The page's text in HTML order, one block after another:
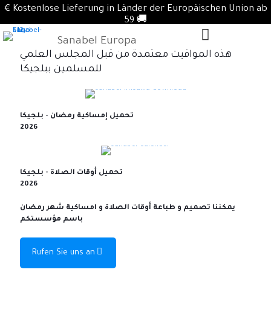
€ Kostenlose Lieferung in Länder der Europäischen Union ab
59 🚚
Sanabel Europa
هذه المواقيت معتمدة من قبل المجلس العلمي
للمسلمين ببلجيكا
تحميل إمساكية رمضان - بلجيكا
2026
تحميل أوقات الصلاة - بلجيكا
2026
يمكننا تصميم و طباعة أوقات الصلاة و امساكية شهر رمضان
باسم مؤسستكم
Rufen Sie uns an